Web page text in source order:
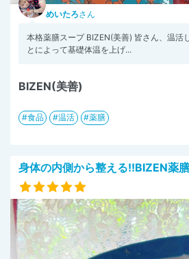
めいたろさん
本格薬膳スープ BIZEN(美善) 皆さん、温活
とによって基礎体温を上げ...
BIZEN(美善)
食品 温活
薬膳
身体の内側から整える!!BIZEN薬